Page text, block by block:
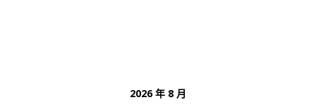
2026 年 8 月